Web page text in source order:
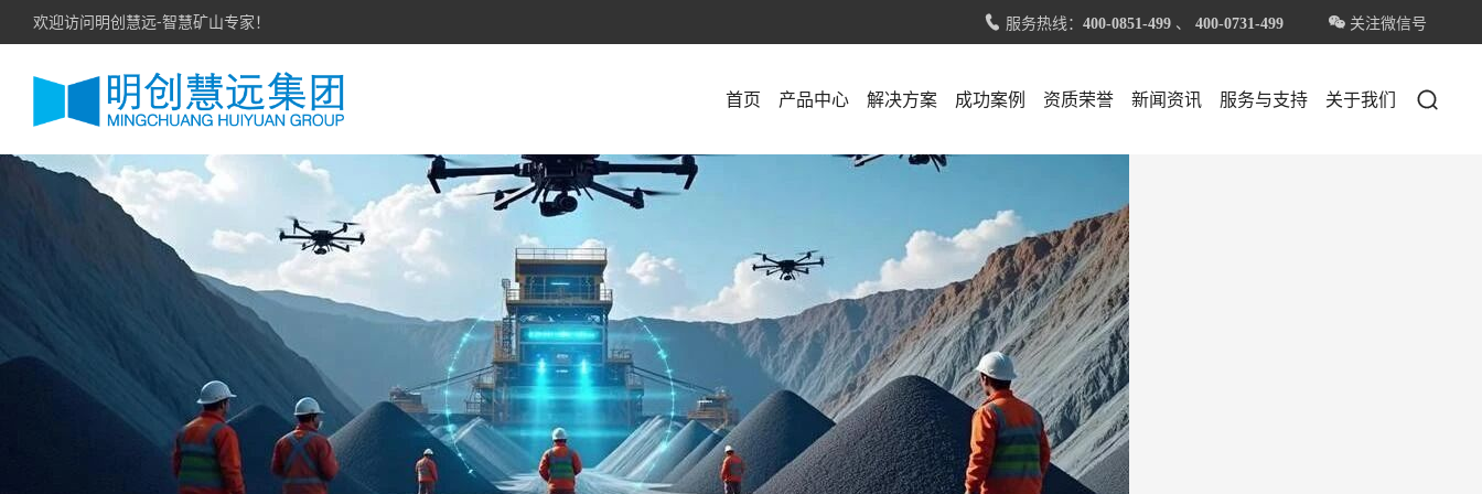
欢迎访问明创慧远-智慧矿山专家！  服务热线： 400-0851-499 、 400-0731-499  关注微信号
首页 产品中心 解决方案 成功案例 资质荣誉 新闻资讯 服务与支持 关于我们 
作者：明创慧远